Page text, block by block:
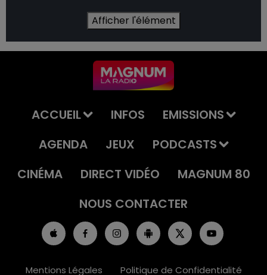
Afficher l'élément
ACCUEIL INFOS
EMISSIONS
AGENDA
JEUX
PODCASTS
CINÉMA
DIRECT VIDÉO
MAGNUM 80
NOUS CONTACTER
Mentions Légales Politique de Confidentialité